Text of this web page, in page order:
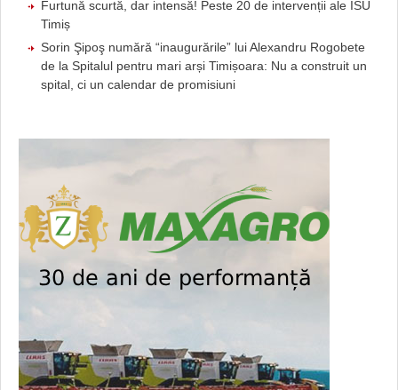
Furtună scurtă, dar intensă! Peste 20 de intervenții ale ISU
Timiș
Sorin Şipoş numără “inaugurările” lui Alexandru Rogobete
de la Spitalul pentru mari arși Timișoara: Nu a construit un
spital, ci un calendar de promisiuni